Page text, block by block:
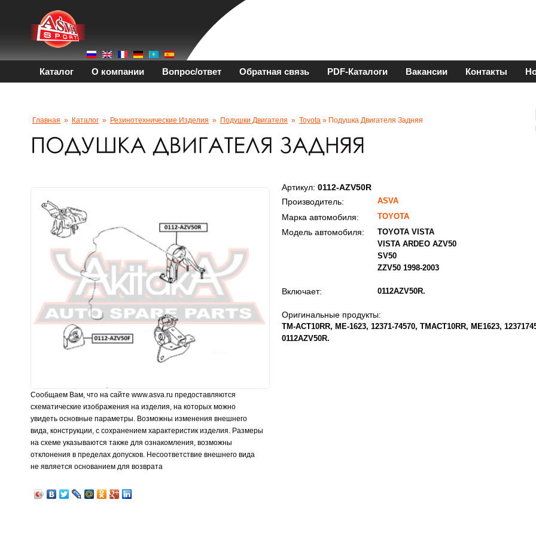
Каталог О компании Вопрос/ответ Обратная связь PDF-Каталоги Вакансии Контакты
Главная » Каталог » Резинотехнические Изделия » Подушки Двигателя » Toyota » Подушка Двигателя Задняя
Сообщаем Вам, что на сайте www.asva.ru предоставляются
схематические изображения на изделия, на которых можно
увидеть основные параметры. Возможны изменения внешнего
вида, конструкции, с сохранением характеристик изделия. Размеры
на схеме указываются также для ознакомления, возможны
отклонения в пределах допусков. Несоответствие внешнего вида
не является основанием для возврата
Артикул: 0112-AZV50R
Производитель:
ASVA
Марка автомобиля: TOYOTA
Модель автомобиля:
TOYOTA VISTA
VISTA ARDEO AZV50
SV50
ZZV50 1998-2003
Включает: 0112AZV50R
Оригинальные продукты:
TM-ACT10RR ME-1623 12371-74570 TMACT10RR ME1623
0112AZV50R